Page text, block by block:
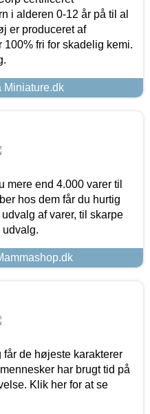
i alderen 0-12 år på til al
er produceret af
fri for skadelig kemi.
Miniature.dk
mere end 4.000 varer til
hos dem får du hurtig
af varer, til skarpe
udvalg.
de højeste karakterer
har brugt tid på
Klik her for at se